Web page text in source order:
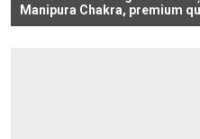
Manipura Chakra, premium